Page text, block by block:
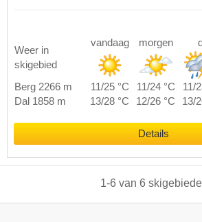
Weer in
skigebied
vandaag morgen
Berg 2266 m 11/25 °C 11/24 °C 11/
Dal 1858 m
13/28 °C 12/26 °C 13/
Details
1-6 van 6